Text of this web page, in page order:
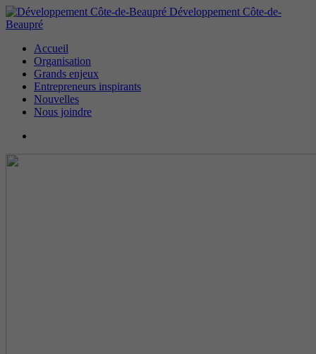
Développement Côte-de-
Beaupré
Accueil
Organisation
Grands enjeux
Entrepreneurs inspirants
Nouvelles
Nous joindre